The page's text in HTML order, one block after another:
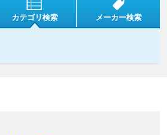
カテゴリ検索 メーカー検索